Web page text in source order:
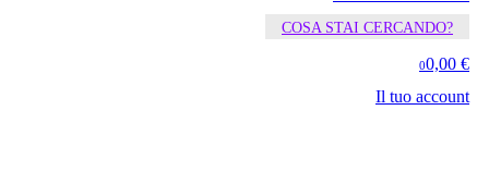
COSA STAI CERCANDO?
00,00 €
Il tuo account